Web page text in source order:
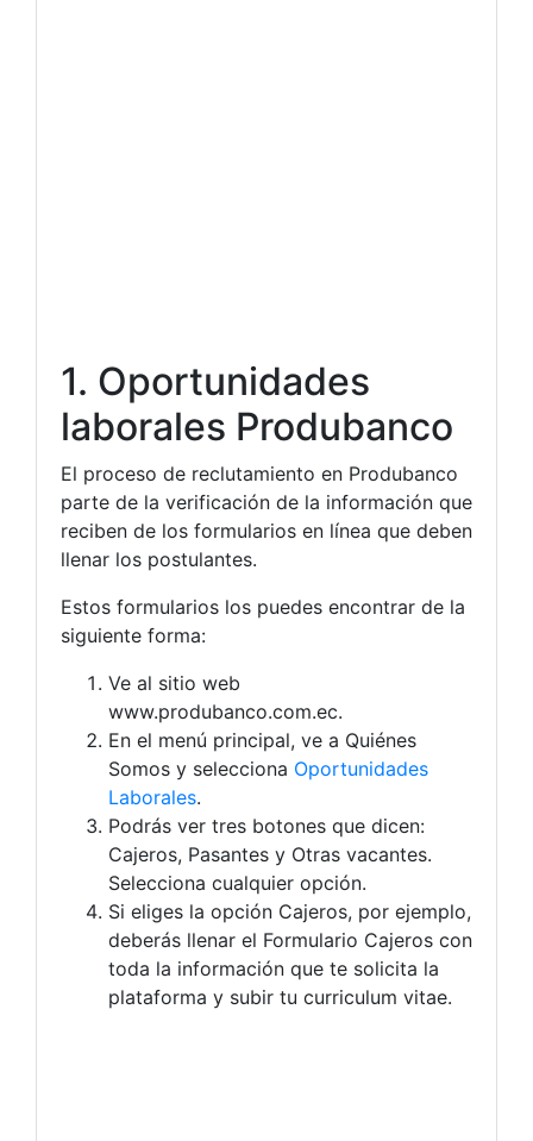
1. Oportunidades
laborales Produbanco
El proceso de reclutamiento en Produbanco
parte de la verificación de la información que
reciben de los formularios en línea que deben
llenar los postulantes.
Estos formularios los puedes encontrar de la
siguiente forma:
Ve al sitio web
www.produbanco.com.ec.
En el menú principal, ve a Quiénes
Somos y selecciona Oportunidades
Laborales.
Podrás ver tres botones que dicen:
Cajeros, Pasantes y Otras vacantes.
Selecciona cualquier opción.
Si eliges la opción Cajeros, por ejemplo,
deberás llenar el Formulario Cajeros con
toda la información que te solicita la
plataforma y subir tu curriculum vitae.